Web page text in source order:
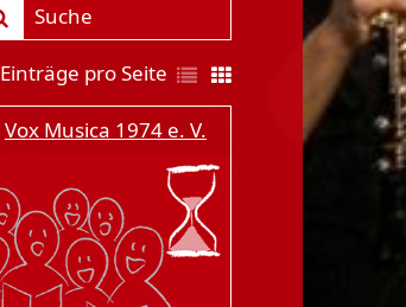
Einträge pro Seite
Vox Musica 1974 e. V.